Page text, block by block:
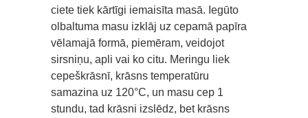
ciete tiek kārtīgi iemaisīta masā. Iegūto
olbaltuma masu izklāj uz cepamā papīra
vēlamajā formā, piemēram, veidojot
sirsniņu, apli vai ko citu. Meringu liek
cepeškrāsnī, krāsns temperatūru
samazina uz 120°C, un masu cep 1
stundu, tad krāsni izslēdz, bet krāsns